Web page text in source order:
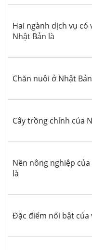
Hai ngành dịch vụ
Nhật Bản là
Chăn nuôi ở Nhật
Cây trồng chính của
Nền nông nghiệp
là
Đặc điểm nổi bật của